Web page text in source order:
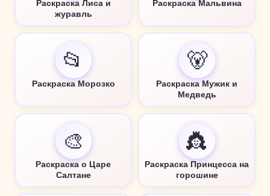
Раскраска Лиса и
журавль
Раскраска Мальвина
📂
Раскраска Морозко
🐻
Раскраска Мужик и
Медведь
🎨
Раскраска о Царе
Салтане
👸
Раскраска Принцесса на
горошине